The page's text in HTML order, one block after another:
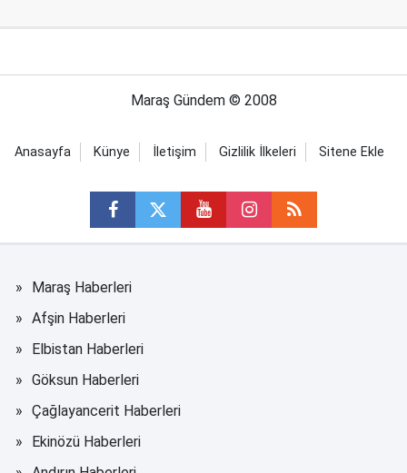
Maraş Gündem © 2008
Anasayfa Künye İletişim Gizlilik İlkeleri Sitene Ekle
Maraş Haberleri
Afşin Haberleri
Elbistan Haberleri
Göksun Haberleri
Çağlayancerit Haberleri
Ekinözü Haberleri